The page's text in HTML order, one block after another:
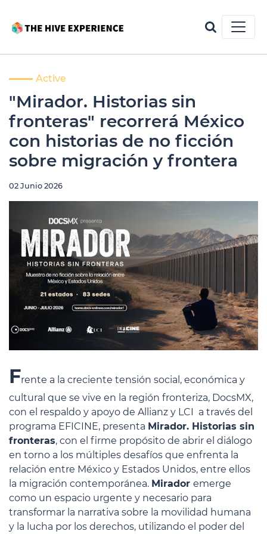
Active
"Mirador. Historias sin
fronteras" recorrerá México
con historias de no ficción
sobre migración y frontera
02 Junio 2026
Frente a la creciente tensión social, económica y
cultural que se vive en la región fronteriza, DocsMX,
con el respaldo y apoyo de Allianz y LCI a través del
programa EFICINE, presenta Mirador. Historias sin
fronteras, con el firme propósito de abrir el diálogo
en torno a los múltiples desafíos que enfrenta la
relación entre México y Estados Unidos, entre ellos
la migración contemporánea. Mirador emerge
como un espacio urgente y necesario para
transformar la narrativa sobre la movilidad humana
y la lucha por los derechos, utilizando el poder del